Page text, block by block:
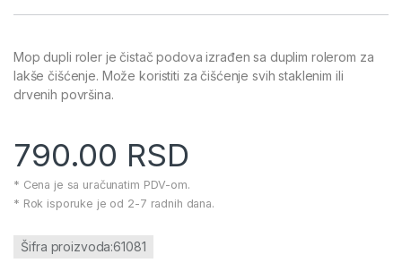
Mop dupli roler je čistač podova izrađen sa duplim rolerom za
lakše čišćenje. Može koristiti za čišćenje svih staklenim ili
drvenih površina.
790.00 RSD
* Cena je sa uračunatim PDV-om.
* Rok isporuke je od 2-7 radnih dana.
Šifra proizvoda:61081